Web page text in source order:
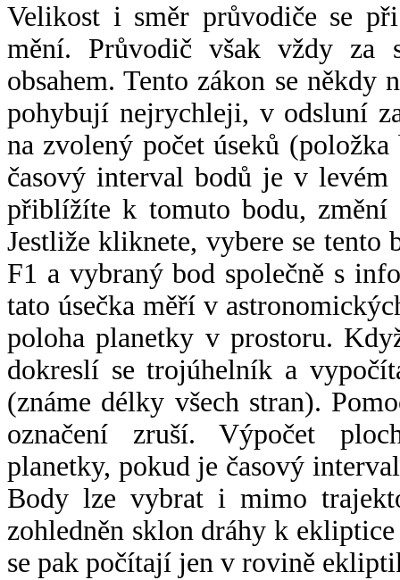
Velikost i směr průvodiče se
mění. Průvodič však vždy za
obsahem. Tento zákon se někdy
pohybují nejrychleji, v odsluní
na zvolený počet úseků
časový interval bodů je v
přiblížíte k tomuto bodu,
Jestliže kliknete, vybere se tento
F1 a vybraný bod společně s
tato úsečka měří v
poloha planetky v prostoru.
dokreslí se trojúhelník a
(známe délky všech stran).
označení zruší. Výpočet
planetky, pokud je časový
Body lze vybrat i mimo
zohledněn sklon dráhy k
se pak počítají jen v rovině